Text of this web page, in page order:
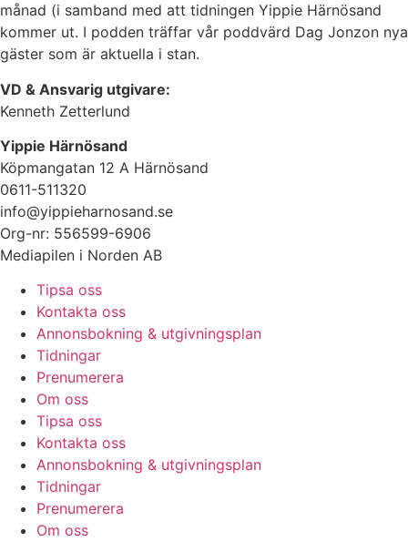
månad (i samband med att tidningen Yippie Härnösand
kommer ut. I podden träffar vår poddvärd Dag Jonzon nya
gäster som är aktuella i stan.
VD & Ansvarig utgivare:
Kenneth Zetterlund
Yippie Härnösand
Köpmangatan 12 A Härnösand
0611-511320
info@yippieharnosand.se
Org-nr: 556599-6906
Mediapilen i Norden AB
Tipsa oss
Kontakta oss
Annonsbokning & utgivningsplan
Tidningar
Prenumerera
Om oss
Tipsa oss
Kontakta oss
Annonsbokning & utgivningsplan
Tidningar
Prenumerera
Om oss